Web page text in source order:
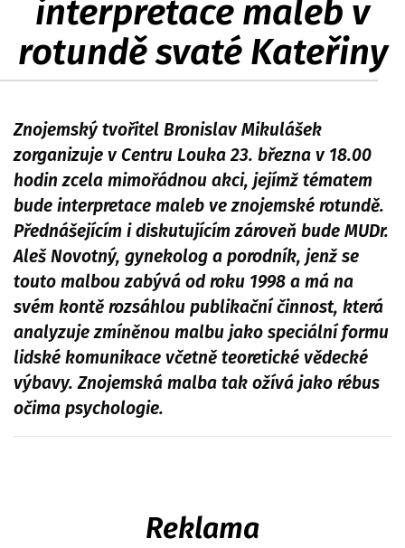
interpretace maleb v
rotundě svaté Kateřiny
Znojemský tvořitel Bronislav Mikulášek
zorganizuje v Centru Louka 23. března v 18.00
hodin zcela mimořádnou akci, jejímž tématem
bude interpretace maleb ve znojemské rotundě.
Přednášejícím i diskutujícím zároveň bude MUDr.
Aleš Novotný, gynekolog a porodník, jenž se
touto malbou zabývá od roku 1998 a má na
svém kontě rozsáhlou publikační činnost, která
analyzuje zmíněnou malbu jako speciální formu
lidské komunikace včetně teoretické vědecké
výbavy. Znojemská malba tak ožívá jako rébus
očima psychologie.
Reklama